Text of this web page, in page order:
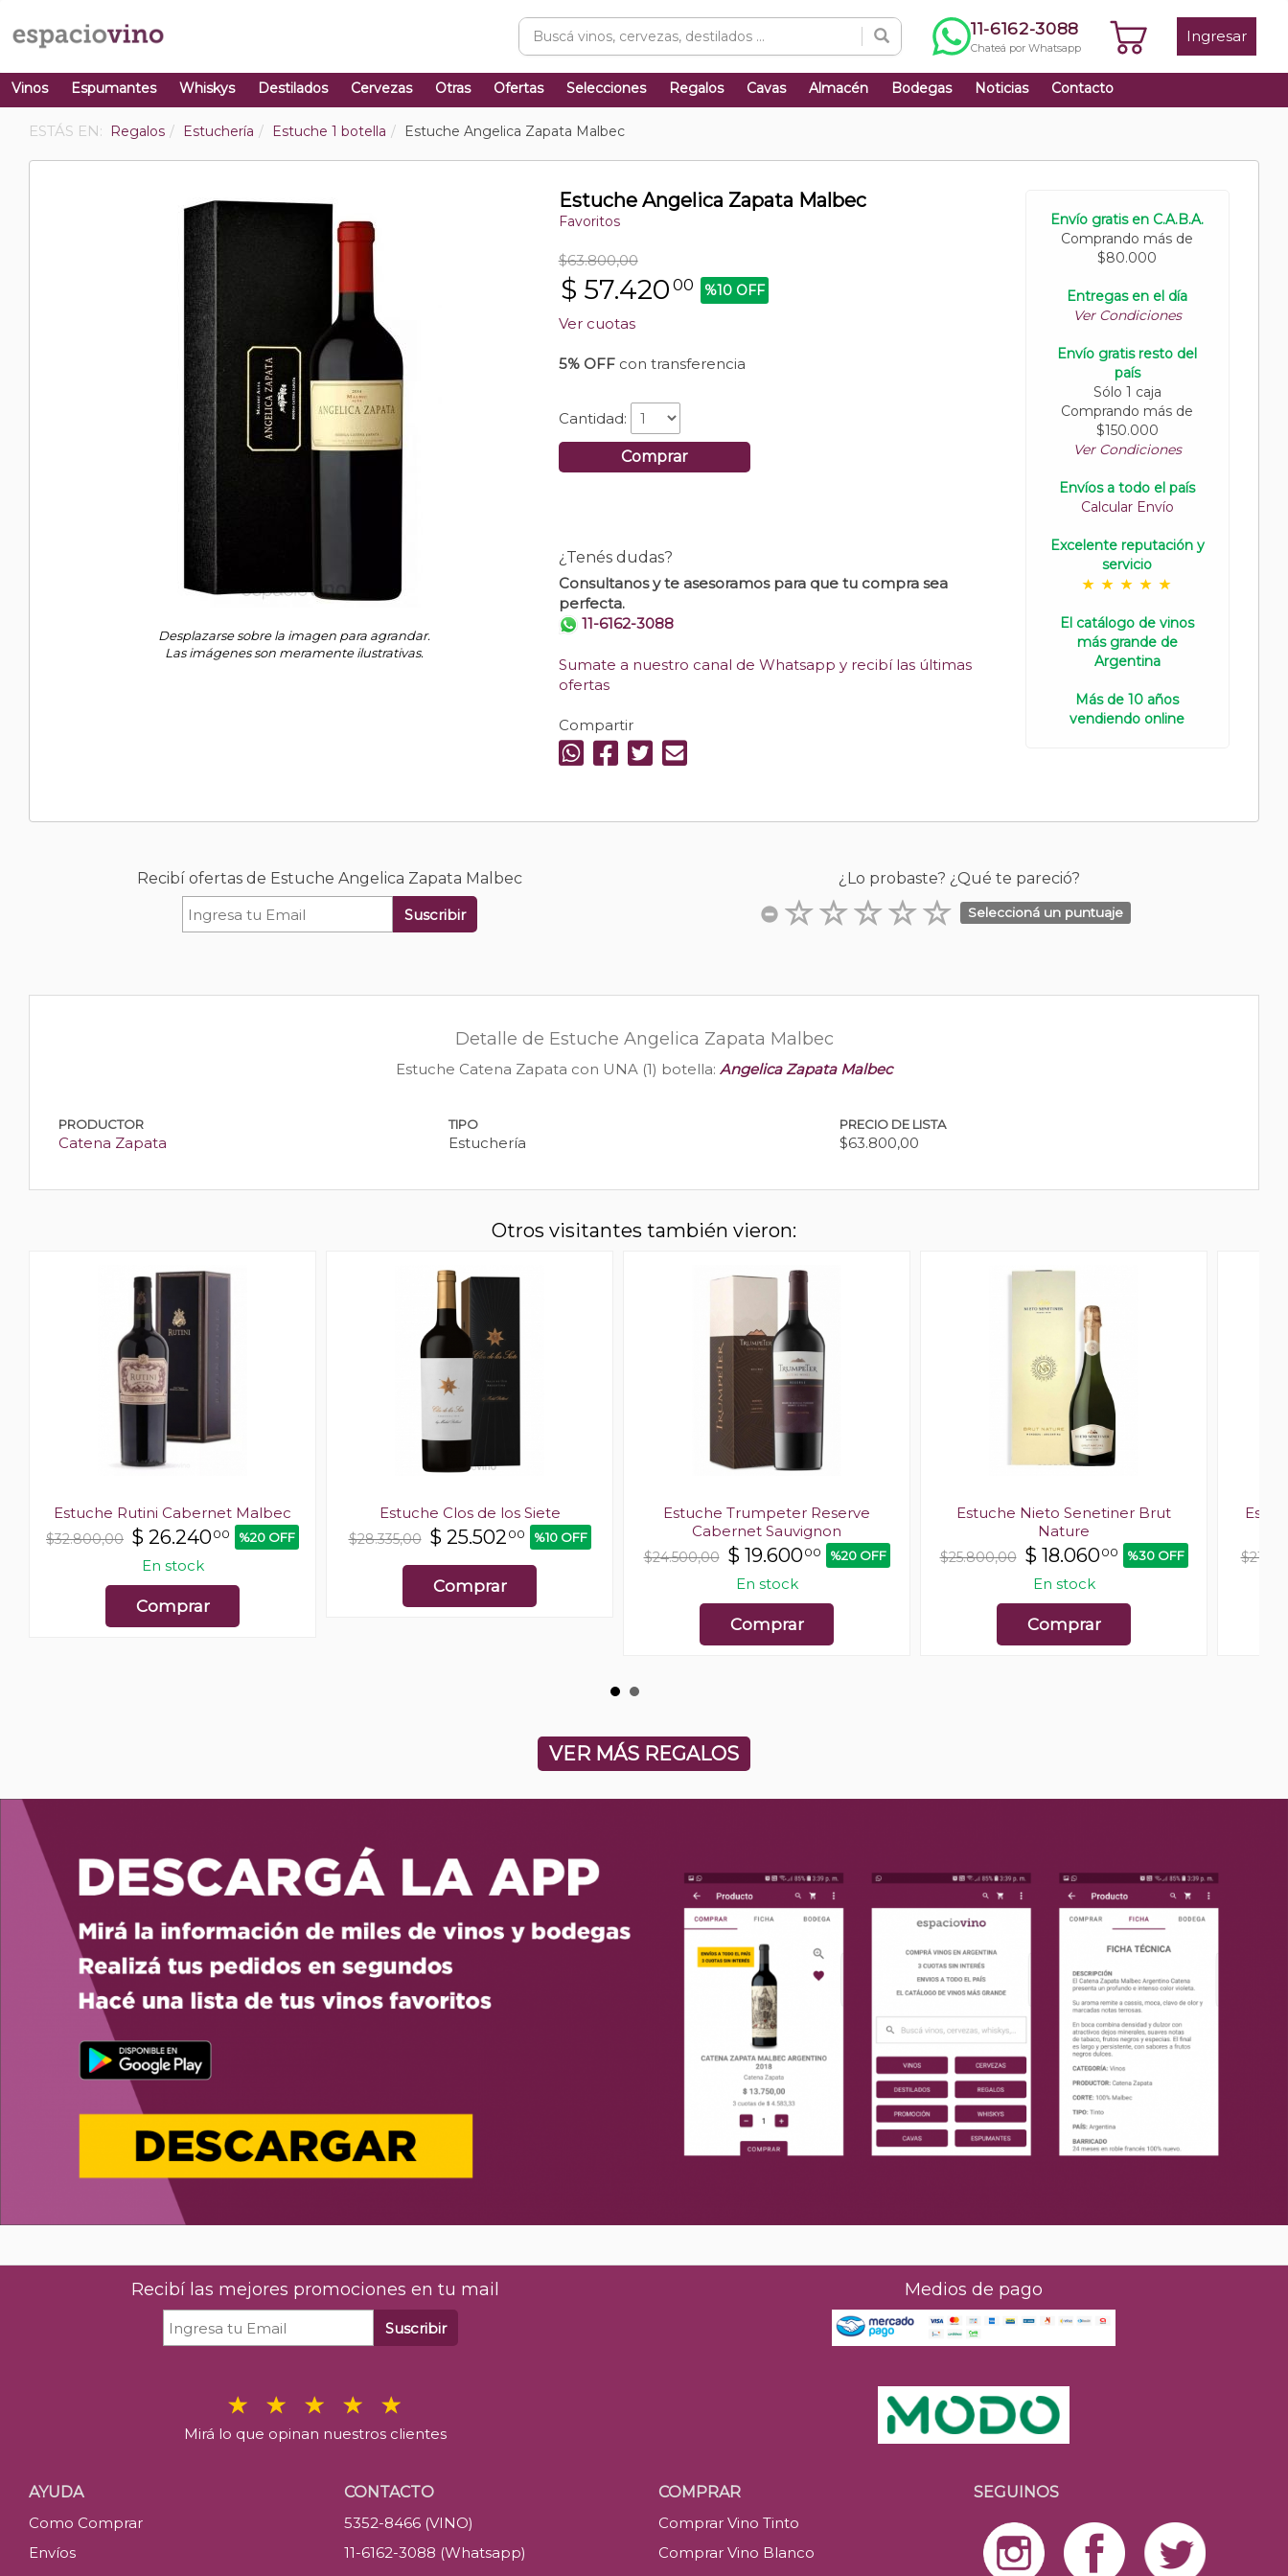
11-6162-3088
Chateá por Whatsapp
Ingresar
Vinos Espumantes Whiskys Destilados Cervezas Otras Ofertas Selecciones Regalos Cavas Almacén Bodegas Noticias Contacto
ESTÁS EN: Regalos Estuchería Estuche 1 botella Estuche Angelica Zapata Malbec
Desplazarse sobre la imagen para agrandar.
Las imágenes son meramente ilustrativas.
Estuche Angelica Zapata Malbec
Favoritos
$63.800,00
$ 57.420 00 %10 OFF
Ver cuotas
5% OFFcon transferencia
Cantidad:
Comprar
¿Tenés dudas?
Consultanos y te asesoramos para que tu compra sea
perfecta.
11-6162-3088
Sumate a nuestro canal de Whatsapp y recibí las últimas
ofertas
Compartir
Envío gratis en C.A.B.A.
Comprando más de
$80.000
Entregas en el día
Ver Condiciones
Envío gratis resto del
país
Sólo 1 caja
Comprando más de
$150.000
Ver Condiciones
Envíos a todo el país
Calcular Envío
Excelente reputación y
servicio
El catálogo de vinos
más grande de
Argentina
Más de 10 años
vendiendo online
Recibí ofertas de Estuche Angelica Zapata Malbec
Suscribir
¿Lo probaste? ¿Qué te pareció?
Seleccioná un puntuaje
Detalle de Estuche Angelica Zapata Malbec
Estuche Catena Zapata con UNA (1) botella: Angelica Zapata Malbec
PRODUCTOR
Catena Zapata
TIPO
Estuchería
PRECIO DE LISTA
$63.800,00
Otros visitantes también vieron:
Estuche Rutini Cabernet Malbec
$32.800,00 $ 26.24000 %20 OFF
En stock
Comprar
Estuche Clos de los Siete
$28.335,00 $ 25.502 00 %10 OFF
Comprar
Estuche Trumpeter Reserve
Cabernet Sauvignon
$24.500,00 $ 19.60000 %20 OFF
En stock
Comprar
Estuche Nieto Senetiner Brut
Nature
$25.800,00 $ 18.06000 %30 OFF
En stock
Comprar
VER MÁS REGALOS
Recibí las mejores promociones en tu mail
Suscribir
Mirá lo que opinan nuestros clientes
Medios de pago
AYUDA
Como Comprar
Envíos
CONTACTO
5352-8466 (VINO)
11-6162-3088 (Whatsapp)
COMPRAR
Comprar Vino Tinto
Comprar Vino Blanco
SEGUINOS